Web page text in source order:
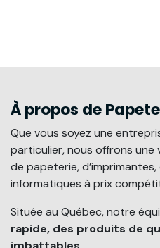
À propos de
Que vous soyez une
particulier, nous offrons une
de papeterie,
informatiques à prix
Située au Québec, notre
rapide, des produits de